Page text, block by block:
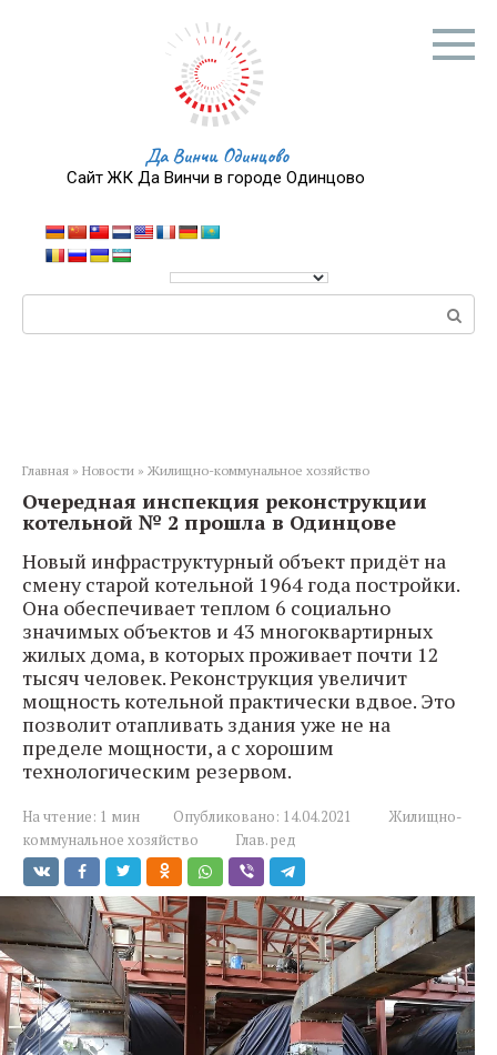
Да Винчи Одинцово
Сайт ЖК Да Винчи в городе Одинцово
Главная » Новости » Жилищно-коммунальное хозяйство
Очередная инспекция реконструкции
котельной № 2 прошла в Одинцове
Новый инфраструктурный объект придёт на
смену старой котельной 1964 года постройки.
Она обеспечивает теплом 6 социально
значимых объектов и 43 многоквартирных
жилых дома, в которых проживает почти 12
тысяч человек. Реконструкция увеличит
мощность котельной практически вдвое. Это
позволит отапливать здания уже не на
пределе мощности, а с хорошим
технологическим резервом.
На чтение: 1 мин Опубликовано: 14.04.2021
Жилищно-
коммунальное хозяйство
Глав. ред